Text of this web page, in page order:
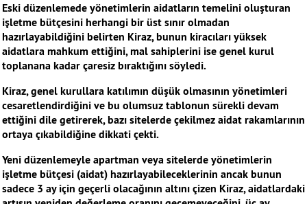
Eski düzenlemede yönetimlerin aidatların temelini oluşturan
işletme bütçesini herhangi bir üst sınır olmadan
hazırlayabildiğini belirten Kiraz, bunun kiracıları yüksek
aidatlara mahkum ettiğini, mal sahiplerini ise genel kurul
toplanana kadar çaresiz bıraktığını söyledi.
Kiraz, genel kurullara katılımın düşük olmasının yönetimleri
cesaretlendirdiğini ve bu olumsuz tablonun sürekli devam
ettiğini dile getirerek, bazı sitelerde çekilmez aidat rakamlarının
ortaya çıkabildiğine dikkati çekti.
Yeni düzenlemeyle apartman veya sitelerde yönetimlerin
işletme bütçesi (aidat) hazırlayabileceklerinin ancak bunun
sadece 3 ay için geçerli olacağının altını çizen Kiraz, aidatlardaki